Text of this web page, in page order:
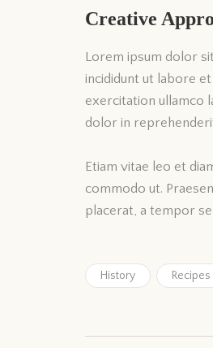
Creative
Lorem ipsum dolor
incididunt ut labore
exercitation ullamco
dolor in
Etiam vitae leo et
commodo ut.
placerat, a tempor
History Recipes